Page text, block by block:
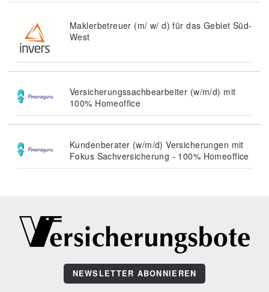
Maklerbetreuer (m/ w/ d) für das Gebiet Süd-
West
Versicherungssachbearbeiter (w/m/d) mit
100% Homeoffice
Kundenberater (w/m/d) Versicherungen mit
Fokus Sachversicherung - 100% Homeoffice
NEWSLETTER ABONNIEREN